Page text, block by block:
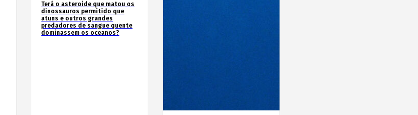
Terá o asteroide que matou os
dinossauros permitido que
atuns e outros grandes
predadores de sangue quente
dominassem os oceanos?